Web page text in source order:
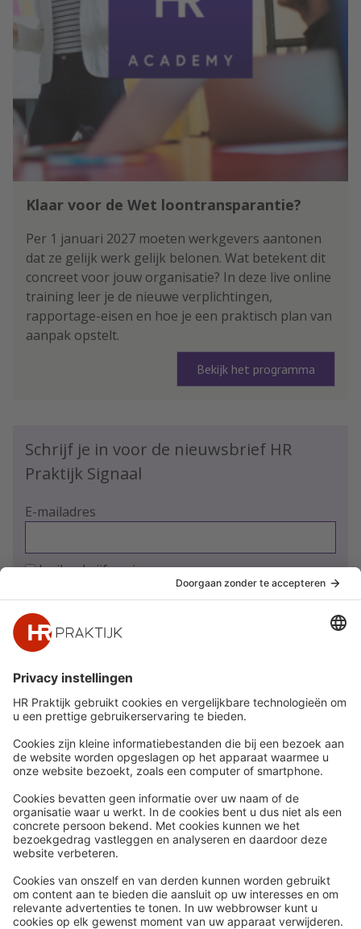
Klaar voor de Wet loontransparantie?
Per 1 januari 2027 moeten werkgevers aantonen
dat ze gelijk werk gelijk belonen. Wat betekent dit
concreet voor jouw organisatie? In deze live online
training leer je de nieuwe verplichtingen,
rapportage-eisen en hoe je een praktisch plan van
aanpak opstelt.
Bekijk het programma
Schrijf je in voor de nieuwsbrief HR
Praktijk Signaal
E-mailadres
Ja, ik schrijf me in
Snel naar
Nieuws
Whitepapers
Webinars
Word lid
Contact
Meer
HR Academy
HR Podcast
CHRO
HR Day
Volg Ons